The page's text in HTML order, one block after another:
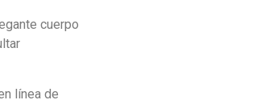
cuerpo
línea de